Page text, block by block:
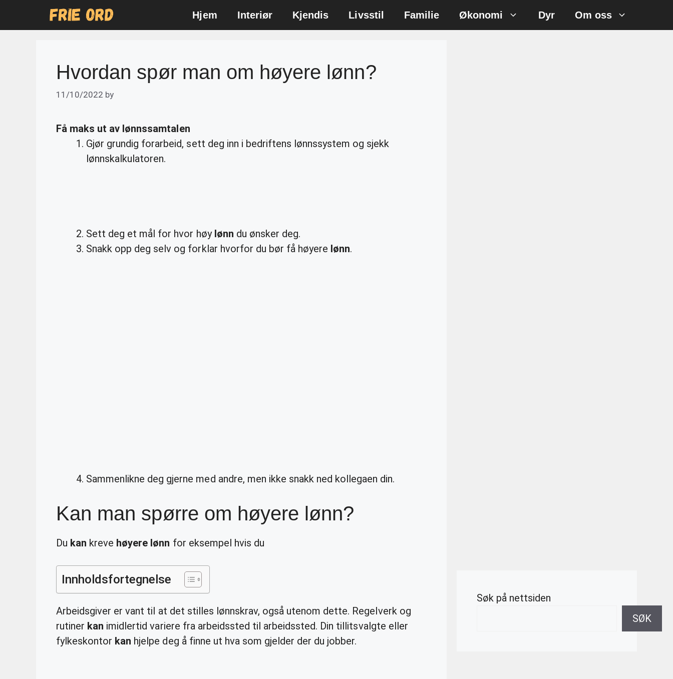
Hjem Interiør Kjendis Livsstil Familie Økonomi Dyr Om oss
Hvordan spør man om høyere lønn?
11/10/2022 by
Få maks ut av lønnssamtalen
Gjør grundig forarbeid, sett deg inn i bedriftens lønnssystem og sjekk
lønnskalkulatoren.
Sett deg et mål for hvor høy lønn du ønsker deg.
Snakk opp deg selv og forklar hvorfor du bør få høyere lønn.
Sammenlikne deg gjerne med andre, men ikke snakk ned kollegaen din.
Kan man spørre om høyere lønn?
Du kan kreve høyere lønn for eksempel hvis du
Innholdsfortegnelse
Arbeidsgiver er vant til at det stilles lønnskrav, også utenom dette. Regelverk og
rutiner kan imidlertid variere fra arbeidssted til arbeidssted. Din tillitsvalgte eller
fylkeskontor kan hjelpe deg å finne ut hva som gjelder der du jobber.
Søk på nettsiden
SØK